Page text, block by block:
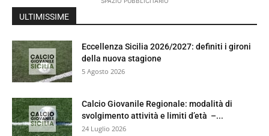
ULTIMISSIME
Eccellenza Sicilia 2026/2027: definiti i gironi
della nuova stagione
5 Agosto 2026
Calcio Giovanile Regionale: modalità di
svolgimento attività e limiti d’età –...
24 Luglio 2026